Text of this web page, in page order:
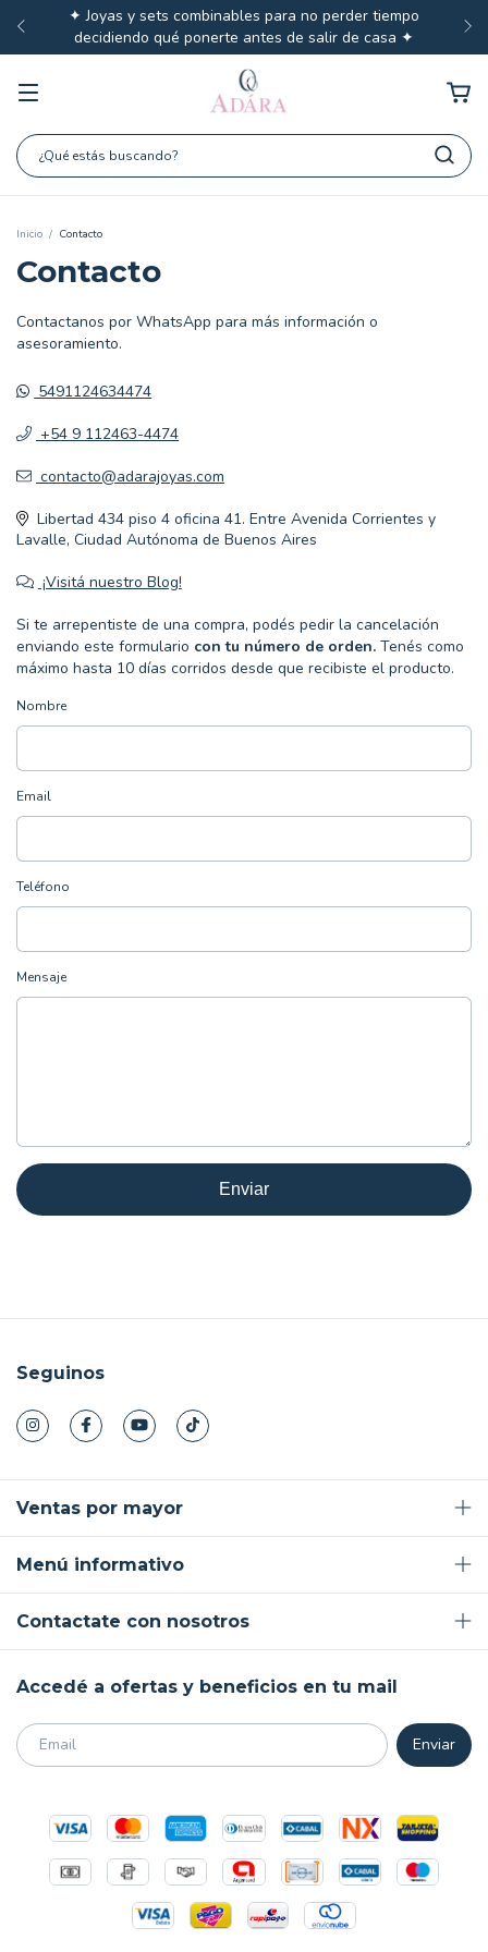
✦ Joyas y sets combinables para no perder tiempo
decidiendo qué ponerte antes de salir de casa ✦
Inicio / Contacto
Contacto
Contactanos por WhatsApp para más información o
asesoramiento.
5491124634474
+54 9 112463-4474
contacto@adarajoyas.com
Libertad 434 piso 4 oficina 41. Entre Avenida Corrientes y
Lavalle, Ciudad Autónoma de Buenos Aires
¡Visitá nuestro Blog!
Si te arrepentiste de una compra, podés pedir la cancelación
enviando este formulario con tu número de orden. Tenés como
máximo hasta 10 días corridos desde que recibiste el producto.
Nombre
Email
Teléfono
Mensaje
Enviar
Seguinos
Ventas por mayor
Menú informativo
Contactate con nosotros
Accedé a ofertas y beneficios en tu mail